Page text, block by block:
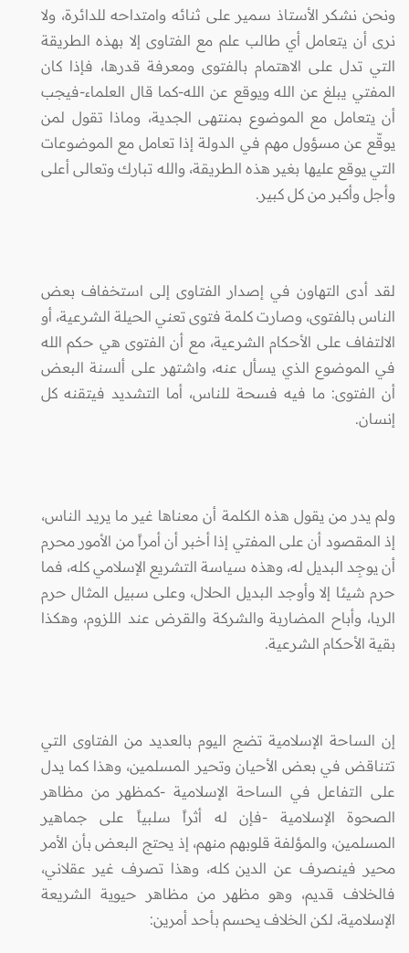
ونحن نشكر الأستاذ سمير على ثنائه وامتداحه للدائرة، ولا
نرى أن يتعامل أي طالب علم مع الفتاوى إلا بهذه الطريقة
التي تدل على الاهتمام بالفتوى ومعرفة قدرها، فإذا كان
المفتي يبلغ عن الله ويوقع عن الله-كما قال العلماء-فيجب
أن يتعامل مع الموضوع بمنتهى الجدية، وماذا تقول لمن
يوقّع عن مسؤول مهم في الدولة إذا تعامل مع الموضوعات
التي يوقع عليها بغير هذه الطريقة، والله تبارك وتعالى أعلى
وأجل وأكبر من كل كبير.
لقد أدى التهاون في إصدار الفتاوى إلى استخفاف بعض
الناس بالفتوى، وصارت كلمة فتوى تعني الحيلة الشرعية، أو
الالتفاف على الأحكام الشرعية، مع أن الفتوى هي حكم الله
في الموضوع الذي يسأل عنه، واشتهر على ألسنة البعض
أن الفتوى: ما فيه فسحة للناس، أما التشديد فيتقنه كل
إنسان.
ولم يدر من يقول هذه الكلمة أن معناها غير ما يريد الناس،
إذ المقصود أن على المفتي إذا أخبر أن أمراً من الأمور محرم
أن يوجِد البديل له، وهذه سياسة التشريع الإسلامي كله، فما
حرم شيئا إلا وأوجد البديل الحلال، وعلى سبيل المثال حرم
الربا، وأباح المضاربة والشركة والقرض عند اللزوم، وهكذا
بقية الأحكام الشرعية.
إن الساحة الإسلامية تضج اليوم بالعديد من الفتاوى التي
تتناقض في بعض الأحيان وتحير المسلمين، وهذا كما يدل
على التفاعل في الساحة الإسلامية -كمظهر من مظاهر
الصحوة الإسلامية -فإن له أثراً سلبياً على جماهير
المسلمين، والمؤلفة قلوبهم منهم، إذ يحتج البعض بأن الأمر
محير فينصرف عن الدين كله، وهذا تصرف غير عقلاني،
فالخلاف قديم، وهو مظهر من مظاهر حيوية الشريعة
الإسلامية، لكن الخلاف يحسم بأحد أمرين: